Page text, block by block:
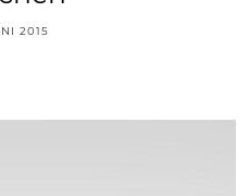
2015